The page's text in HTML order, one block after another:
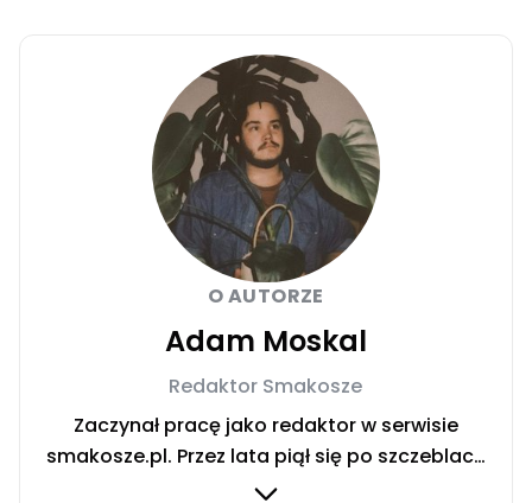
O AUTORZE
Adam Moskal
Redaktor Smakosze
Zaczynał pracę jako redaktor w serwisie
smakosze.pl. Przez lata piął się po szczeblach
przez stanowiska wydawnicze, w serwisach